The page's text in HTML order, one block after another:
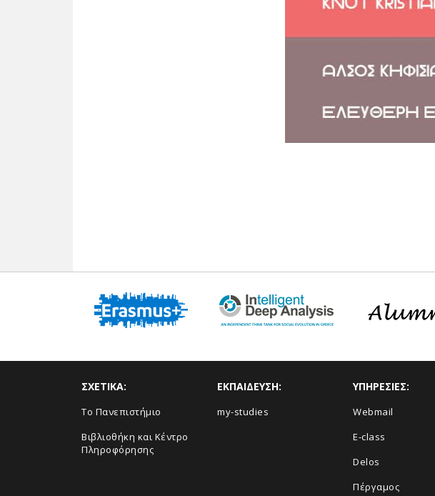
ΣΧΕΤΙΚΑ:
Το Πανεπιστήμιο
Βιβλιοθήκη και Κέντρο
Πληροφόρησης
ΕΚΠΑΙΔΕΥΣΗ:
my-studies
ΥΠΗΡΕΣΙΕΣ:
Webmail
E-class
Delos
Πέργαμος